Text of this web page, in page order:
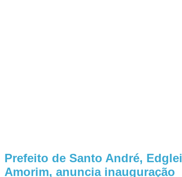
Prefeito de Santo André, Edglei
Amorim, anuncia inauguração